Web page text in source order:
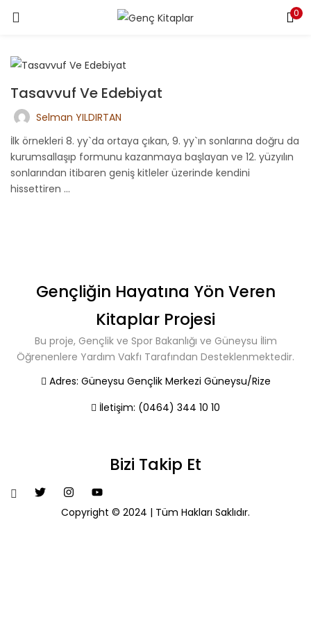
0
Tasavvuf Ve Edebiyat
Selman YILDIRTAN
İlk örnekleri 8. yy`da ortaya çıkan, 9. yy`ın sonlarına doğru da
kurumsallaşıp formunu kazanmaya başlayan ve 12. yüzyılın
sonlarından itibaren geniş kitleler üzerinde kendini
hissettiren ...
Gençliğin Hayatına Yön Veren
Kitaplar Projesi
Bu proje, Gençlik ve Spor Bakanlığı ve Güneysu İlim
Öğrenenlere Yardım Vakfı Tarafından Desteklenmektedir.
Adres: Güneysu Gençlik Merkezi Güneysu/Rize
İletişim: (0464) 344 10 10
Bizi Takip Et
Copyright © 2024 | Tüm Hakları Saklıdır.
Enter your username and password to login.
Remember me